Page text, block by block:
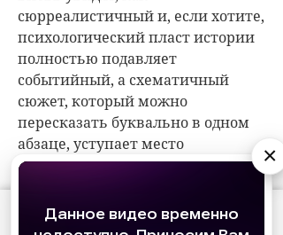
АО «Издательство СЕМЬ ДНЕЙ»использует
для персонализации сервисов и
сюрреалистичный и, если хотите,
психологический пласт истории
полностью подавляет
событийный, а схематичный
сюжет, который можно
пересказать буквально в одном
абзаце, уступает место
абстракциям внутренних
×